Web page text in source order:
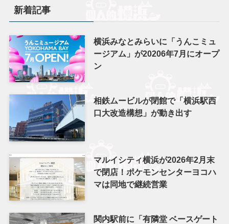
新着記事
横浜みなとみらいに「うんこミュ
ージアム」が20206年7月にオープ
ン
相鉄ムービルが閉館で「横浜駅西
口大改造構想」が動き出す
マルイシティ横浜が2026年2月末
で閉店！ポケモンセンターヨコハ
マは同地で継続営業
関内駅前に「有隣堂 ベースゲート